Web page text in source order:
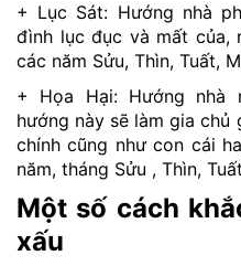
+ Lục Sát: Hướng nhà
đình lục đục và mất của,
các năm Sửu, Thìn, Tuất,
+ Họa Hại: Hướng nhà
hướng này sẽ làm gia
chính cũng như con cái
năm, tháng Sửu , Thìn,
Một số cách
xấu